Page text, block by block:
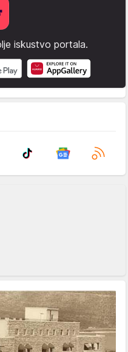
iskustvo portala.